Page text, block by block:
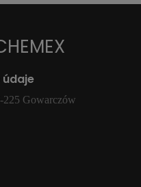
Gowarczów